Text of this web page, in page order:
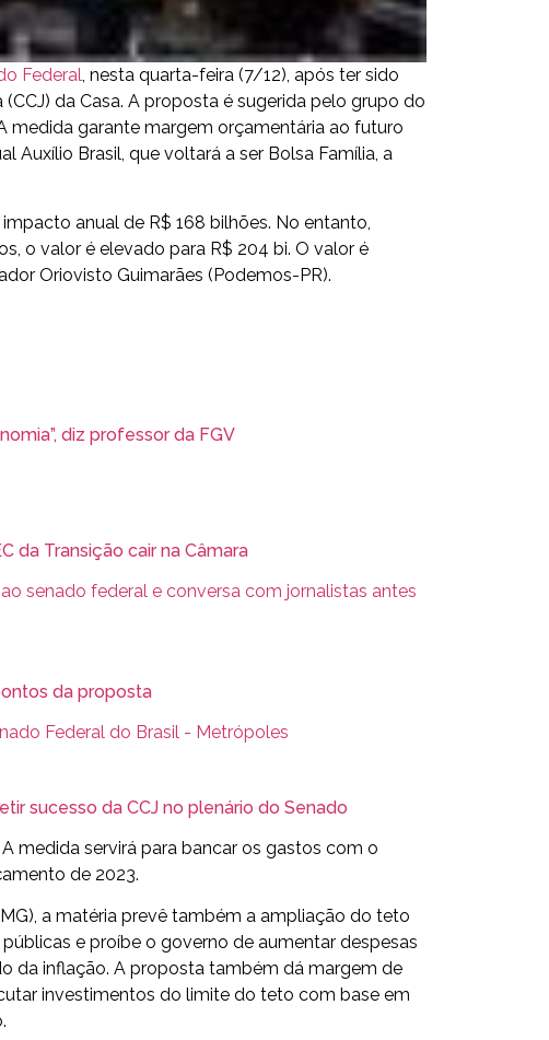
Federal, nesta quarta-feira (7/12), após ter sido
da Casa. A proposta é sugerida pelo grupo do
medida garante margem orçamentária ao futuro
Auxílio Brasil, que voltará a ser Bolsa Família, a
anual de R$ 168 bilhões. No entanto,
o valor é elevado para R$ 204 bi. O valor é
Oriovisto Guimarães (Podemos-PR).
diz professor da FGV
da Transição cair na Câmara
da proposta
sucesso da CCJ no plenário do Senado
medida servirá para bancar os gastos com o
de 2023.
a matéria prevê também a ampliação do teto
e proíbe o governo de aumentar despesas
da inflação. A proposta também dá margem de
investimentos do limite do teto com base em